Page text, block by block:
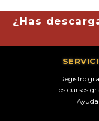
¿Has
Registro
Los cursos
Ayuda